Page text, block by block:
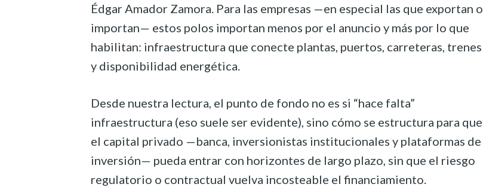
Édgar Amador Zamora. Para las empresas —en especial las que exportan o
importan— estos polos importan menos por el anuncio y más por lo que
habilitan: infraestructura que conecte plantas, puertos, carreteras, trenes
y disponibilidad energética.
Desde nuestra lectura, el punto de fondo no es si “hace falta”
infraestructura (eso suele ser evidente), sino cómo se estructura para que
el capital privado —banca, inversionistas institucionales y plataformas de
inversión— pueda entrar con horizontes de largo plazo, sin que el riesgo
regulatorio o contractual vuelva incosteable el financiamiento.